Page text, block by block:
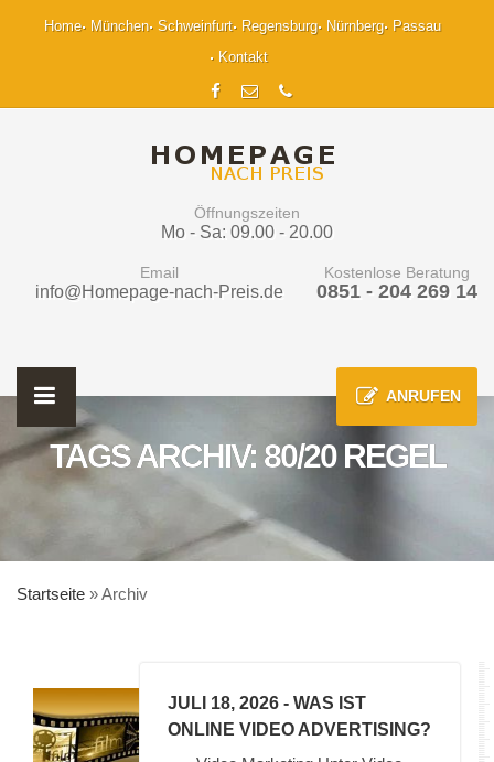
Home München Schweinfurt Regensburg Nürnberg
Passau
Kontakt
Öffnungszeiten
Mo - Sa: 09.00 - 20.00
Email
info@Homepage-nach-Preis.de
Kostenlose Beratung
0851 - 204 269 14
ANRUFEN
TAGS ARCHIV: 80/20 REGEL
Startseite »Archiv
JULI 18, 2026 - WAS IST
ONLINE VIDEO ADVERTISING?